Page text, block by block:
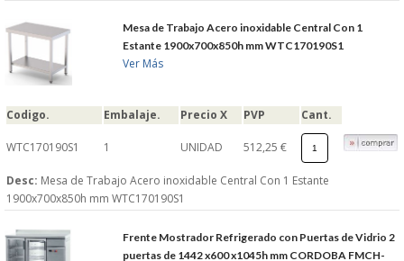
Mesa de Trabajo Acero inoxidable Central Con 1
Estante 1900x700x850h mm WTC170190S1
Ver Más
Codigo. Embalaje. Precio X PVP Cant.
WTC170190S1 1 UNIDAD 512,25 €
Desc: Mesa de Trabajo Acero inoxidable Central Con 1 Estante
1900x700x850h mm WTC170190S1
Frente Mostrador Refrigerado con Puertas de Vidrio 2
puertas de 1442 x600 x1045h mm CORDOBA FMCH-